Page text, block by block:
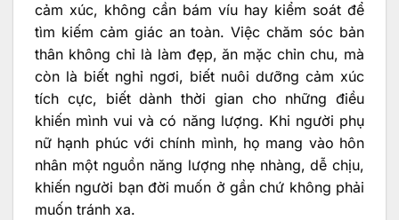
cảm xúc, không cần bám víu hay kiểm soát để
tìm kiếm cảm giác an toàn. Việc chăm sóc bản
thân không chỉ là làm đẹp, ăn mặc chỉn chu, mà
còn là biết nghỉ ngơi, biết nuôi dưỡng cảm xúc
tích cực, biết dành thời gian cho những điều
khiến mình vui và có năng lượng. Khi người phụ
nữ hạnh phúc với chính mình, họ mang vào hôn
nhân một nguồn năng lượng nhẹ nhàng, dễ chịu,
khiến người bạn đời muốn ở gần chứ không phải
muốn tránh xa.